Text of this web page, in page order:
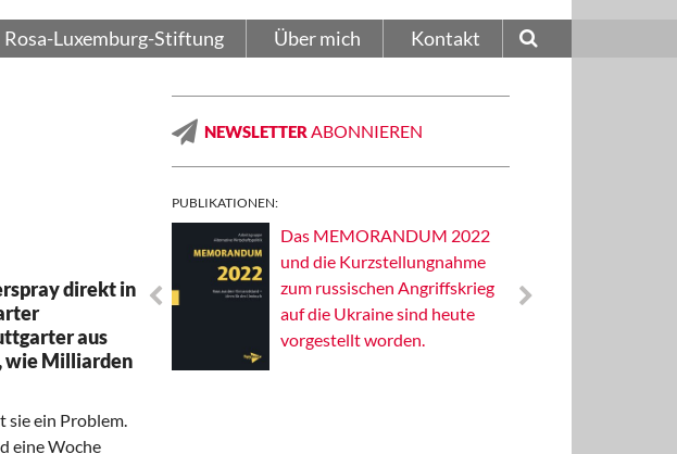
Rosa-Luxemburg-Stiftung Über mich Kontakt
direkt in
aus
wie Milliarden
sie ein Problem.
eine Woche
NEWSLETTER ABONNIEREN
PUBLIKATIONEN:
Das MEMORANDUM 2022
und die Kurzstellungnahme
zum russischen Angriffskrieg
auf die Ukraine sind heute
vorgestellt worden.